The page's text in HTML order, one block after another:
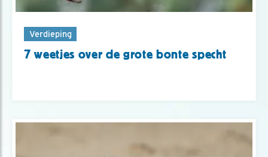
Verdieping
7 weetjes over de grote bonte specht